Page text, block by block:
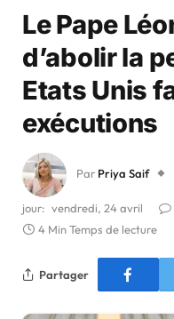
Le Pape
d’abolir la
Etats Unis
exécutions
Par Priya Saif
jour: vendredi, 24 avril
4 Min Temps de lecture
Partager